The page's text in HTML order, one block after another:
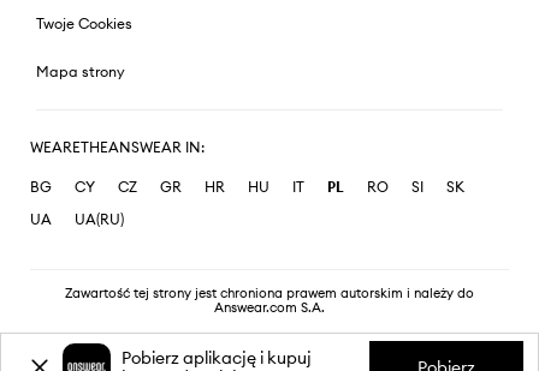
Twoje Cookies
Mapa strony
WEARETHEANSWEAR IN:
BG CY CZ GR HR HU IT PL RO SI
SK
UA
UA(RU)
Zawartość tej strony jest chroniona prawem autorskim i należy do
Answear.com S.A.
Pobierz aplikację i kupuj